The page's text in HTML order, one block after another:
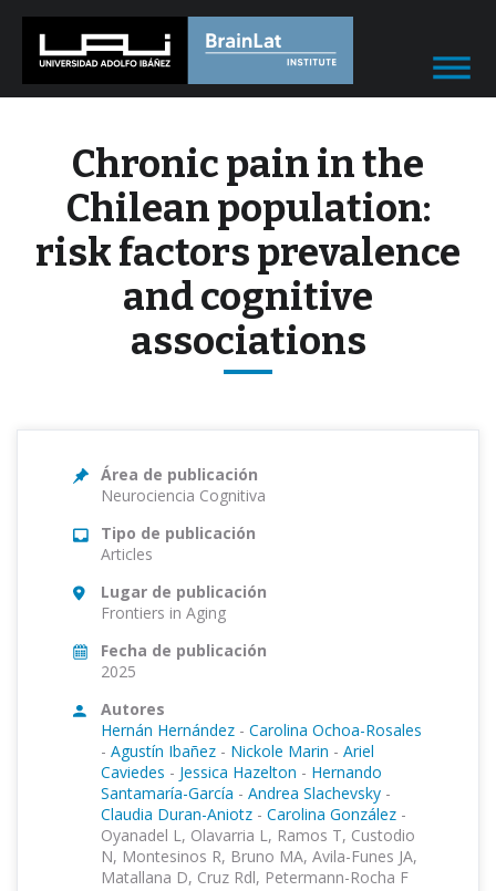
Chronic pain in the
Chilean population:
risk factors prevalence
and cognitive
associations
Área de publicación
Neurociencia Cognitiva
Tipo de publicación
Articles
Lugar de publicación
Frontiers in Aging
Fecha de publicación
2025
Autores
Hernán Hernández - Carolina Ochoa-Rosales
- Agustín Ibañez - Nickole Marin - Ariel
Caviedes - Jessica Hazelton - Hernando
Santamaría-García - Andrea Slachevsky -
Claudia Duran-Aniotz - Carolina González -
Oyanadel L, Olavarria L, Ramos T, Custodio
N, Montesinos R, Bruno MA, Avila-Funes JA,
Matallana D, Cruz Rdl, Petermann-Rocha F